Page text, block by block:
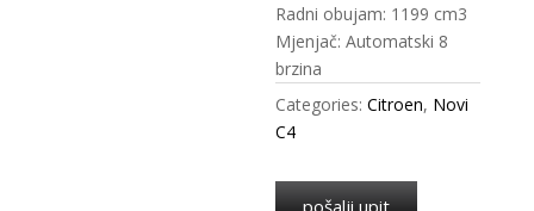
Radni obujam: 1199 cm3
Mjenjač: Automatski 8
brzina
Categories:Citroen, Novi
C4
pošalji upit